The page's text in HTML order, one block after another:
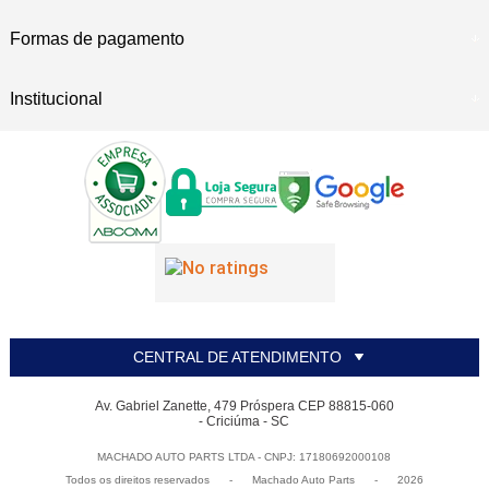
Formas de pagamento
Institucional
CENTRAL DE ATENDIMENTO
Av. Gabriel Zanette, 479 Próspera CEP 88815-060
- Criciúma - SC
MACHADO AUTO PARTS LTDA - CNPJ: 17180692000108
Todos os direitos reservados
- Machado Auto Parts - 2026